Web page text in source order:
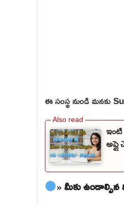
ఈ సంస్థ నుండి మనకు
ఇంటి
» మీకు ఉండాల్సిన